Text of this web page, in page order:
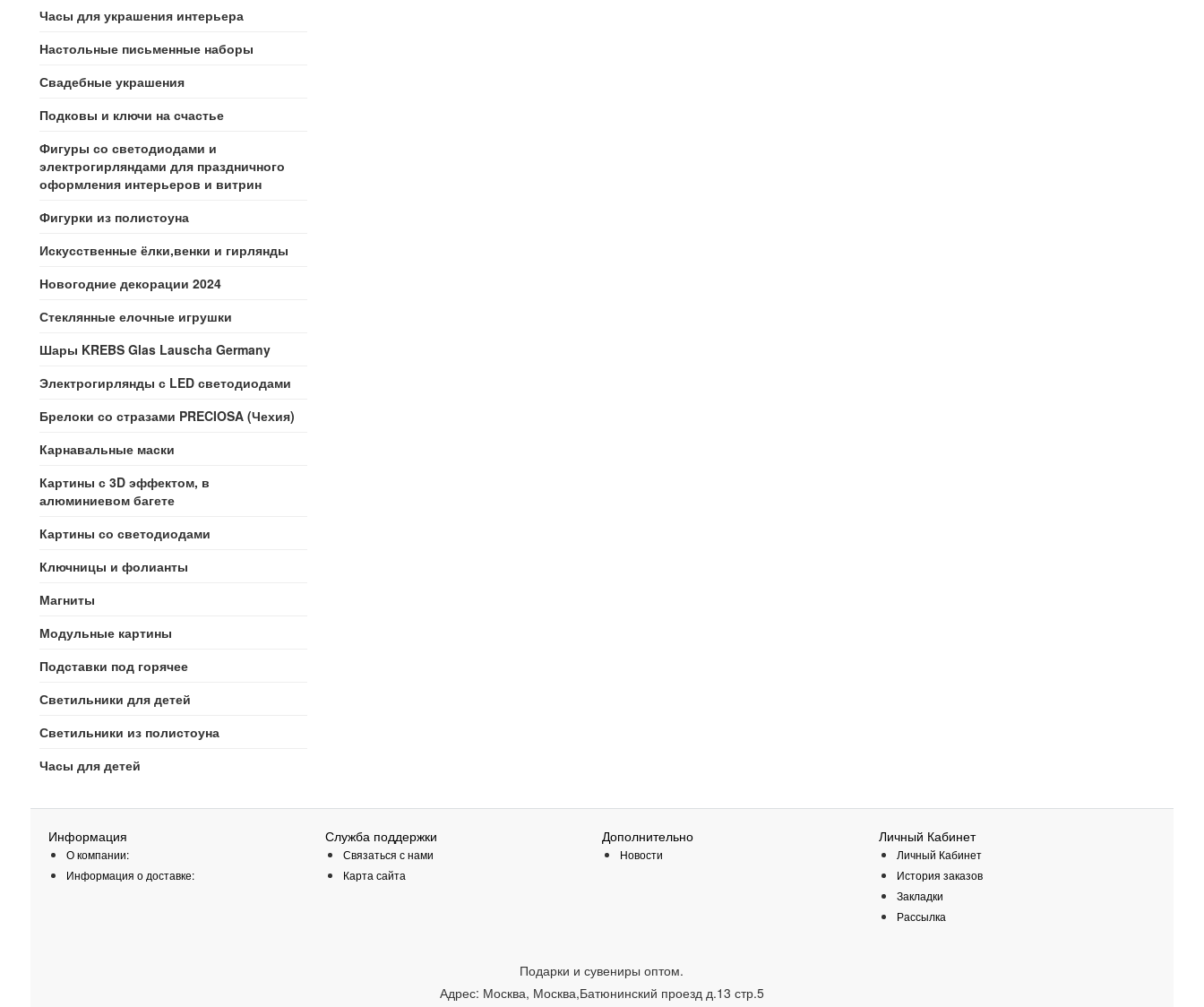
Часы для украшения интерьера
Настольные письменные наборы
Свадебные украшения
Подковы и ключи на счастье
Фигуры со светодиодами и
электрогирляндами для праздничного
оформления интерьеров и витрин
Фигурки из полистоуна
Искусственные ёлки,венки и гирлянды
Новогодние декорации 2024
Стеклянные елочные игрушки
Шары KREBS Glas Lauscha Germany
Электрогирлянды с LED светодиодами
Брелоки со стразами PRECIOSA (Чехия)
Карнавальные маски
Картины с 3D эффектом, в
алюминиевом багете
Картины со светодиодами
Ключницы и фолианты
Магниты
Модульные картины
Подставки под горячее
Светильники для детей
Светильники из полистоуна
Часы для детей
Информация
О компании:
Информация о доставке:
Служба поддержки
Связаться с нами
Карта сайта
Дополнительно
Новости
Личный Кабинет
Личный Кабинет
История заказов
Закладки
Рассылка
Подарки и сувениры оптом.
Адрес: Москва, Москва,Батюнинский проезд д.13 стр.5